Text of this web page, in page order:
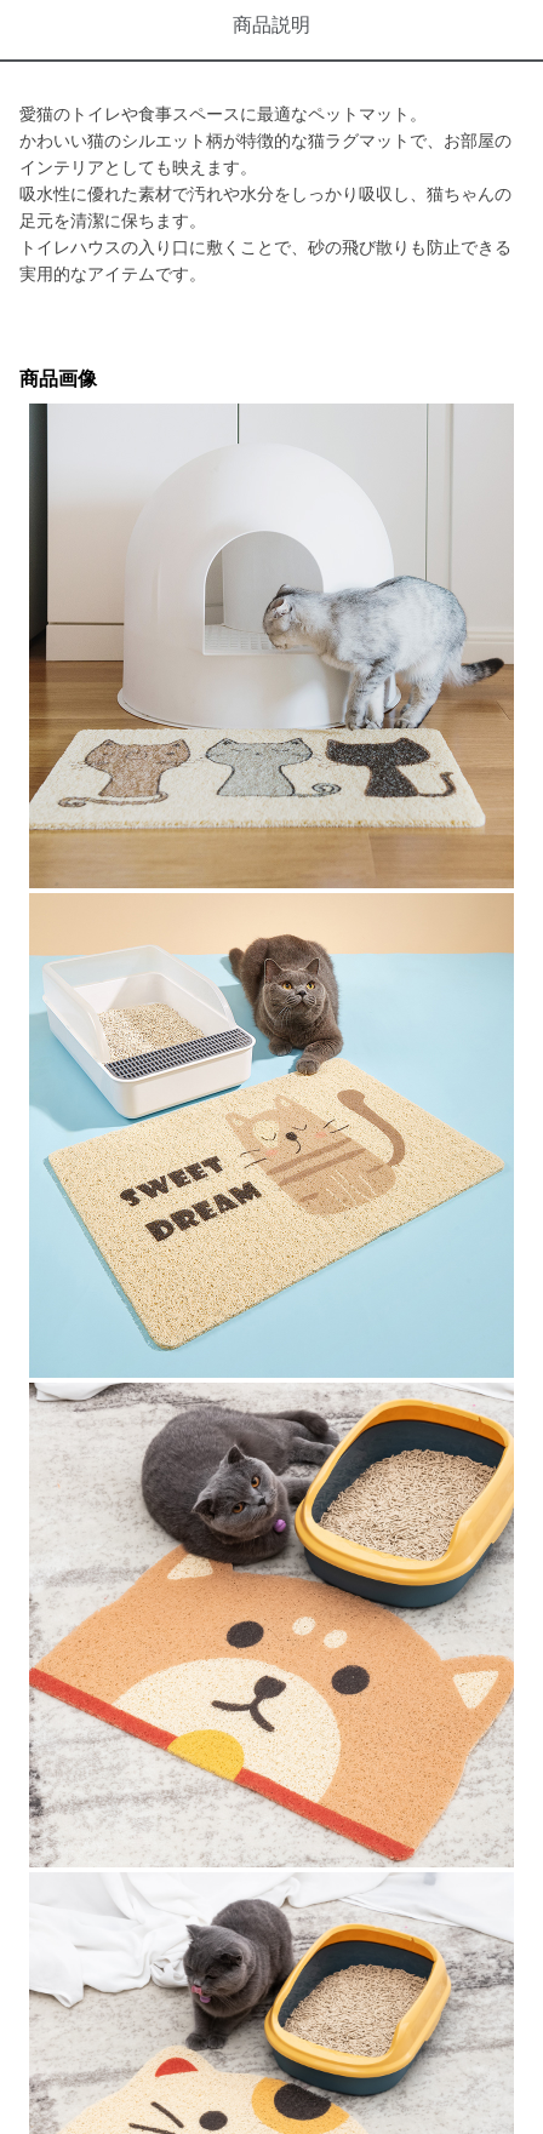
商品説明
愛猫のトイレや食事スペースに最適なペットマット。
かわいい猫のシルエット柄が特徴的な猫ラグマットで、お部屋の
インテリアとしても映えます。
吸水性に優れた素材で汚れや水分をしっかり吸収し、猫ちゃんの
足元を清潔に保ちます。
トイレハウスの入り口に敷くことで、砂の飛び散りも防止できる
実用的なアイテムです。
商品画像